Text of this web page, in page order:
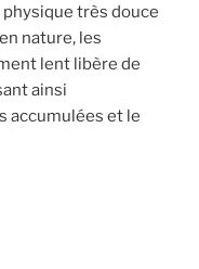
très douce
nature, les
lent libère de
ainsi
accumulées et le